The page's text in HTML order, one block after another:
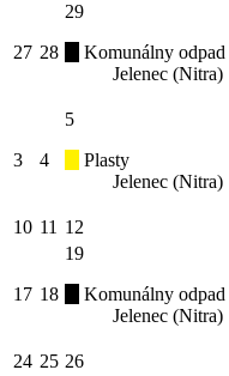
27 28
29
Komunálny odpad
Jelenec (Nitra)
3 4
5
Plasty
Jelenec (Nitra)
10 11 12
17 18
19
Komunálny odpad
Jelenec (Nitra)
24 25 26